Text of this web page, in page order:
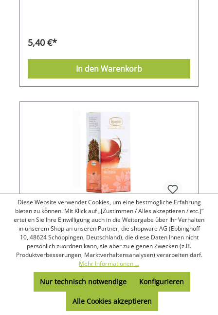
5,40 €*
In den Warenkorb
Joy of Tea Wellness Kräutertee 15
Teebeutel (Caddy) 45g
(100+)
Packungsgröße:1er Packung
Joy of Tea Wellness von Ronnefeldt - Kräutertee
Diese Website verwendet Cookies, um eine bestmögliche Erfahrung
bieten zu können. Mit Klick auf „[Zustimmen / Alles akzeptieren / etc.]“
erteilen Sie Ihre Einwilligung auch in die Weitergabe über Ihr Verhalten
in unserem Shop an unseren Partner, die shopware AG (Ebbinghoff
10, 48624 Schöppingen, Deutschland), die diese Daten Ihnen nicht
persönlich zuordnen kann, sie aber zu eigenen Zwecken (z.B.
Produktverbesserungen, Marktverhaltensanalysen) verarbeiten darf.
Mehr Informationen ...
Nur technisch notwendige Konfigurieren
Alle Cookies akzeptieren